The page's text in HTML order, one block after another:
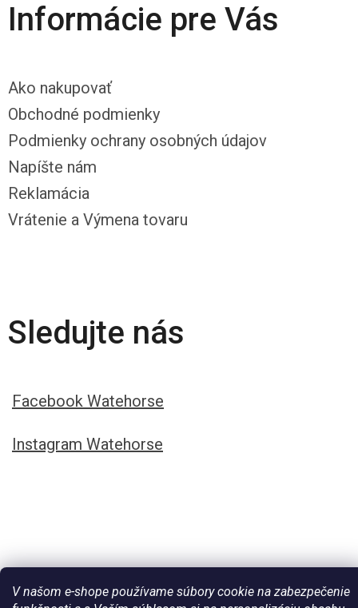
V našom e-shope používame súbory cookie na zabezpečenie
Informácie pre Vás
Ako nakupovať
Obchodné podmienky
Podmienky ochrany osobných údajov
Napíšte nám
Reklamácia
Vrátenie a Výmena tovaru
Sledujte nás
Facebook Watehorse
Instagram Watehorse